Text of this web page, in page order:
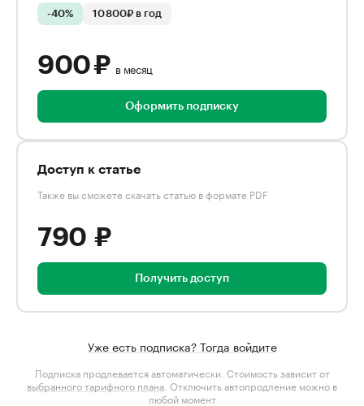
-40% 10 800₽ в год
900 ₽ в месяц
Оформить подписку
Доступ к статье
Также вы сможете скачать статью в формате PDF
790 ₽
Получить доступ
Уже есть подписка? Тогда войдите
Подписка продлевается автоматически. Стоимость зависит от
выбранного тарифного плана . Отключить автопродление можно в
любой момент